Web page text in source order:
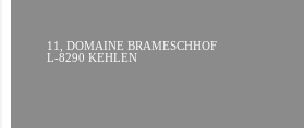
11, DOMAINE BRAMESCHHOF
L-8290 KEHLEN